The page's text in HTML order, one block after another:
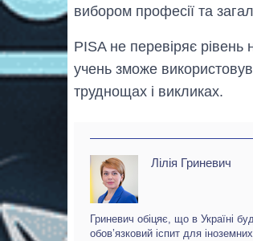
вибором професії та
PISA не перевіряє рівень
учень зможе
труднощах і викликах.
Лілія Гриневич
Гриневич обіцяє, що в Україні
обов’язковий іспит для